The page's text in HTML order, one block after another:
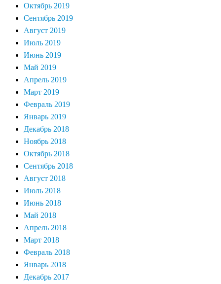
Октябрь 2019
Сентябрь 2019
Август 2019
Июль 2019
Июнь 2019
Май 2019
Апрель 2019
Март 2019
Февраль 2019
Январь 2019
Декабрь 2018
Ноябрь 2018
Октябрь 2018
Сентябрь 2018
Август 2018
Июль 2018
Июнь 2018
Май 2018
Апрель 2018
Март 2018
Февраль 2018
Январь 2018
Декабрь 2017